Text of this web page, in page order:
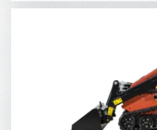
540,-